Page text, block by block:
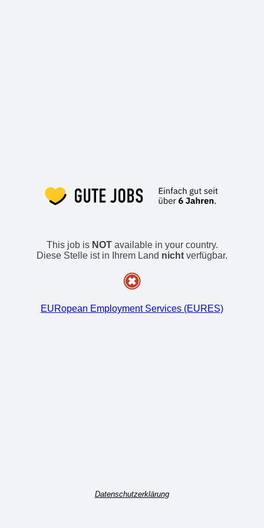
This job is NOTavailable in your country.
Diese Stelle ist in Ihrem Land nicht verfügbar.
EURopean Employment Services (EURES)
Datenschutzerklärung